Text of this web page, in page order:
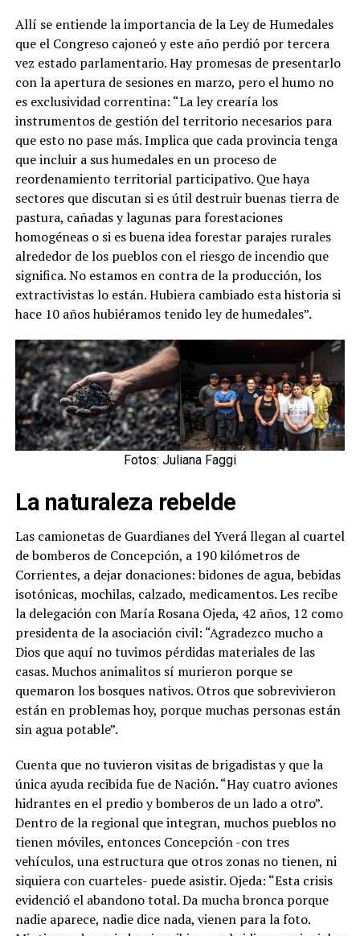
Allí se entiende la importancia de la Ley de Humedales
que el Congreso cajoneó y este año perdió por tercera
vez estado parlamentario. Hay promesas de presentarlo
con la apertura de sesiones en marzo, pero el humo no
es exclusividad correntina: “La ley crearía los
instrumentos de gestión del territorio necesarios para
que esto no pase más. Implica que cada provincia tenga
que incluir a sus humedales en un proceso de
reordenamiento territorial participativo. Que haya
sectores que discutan si es útil destruir buenas tierra de
pastura, cañadas y lagunas para forestaciones
homogéneas o si es buena idea forestar parajes rurales
alrededor de los pueblos con el riesgo de incendio que
significa. No estamos en contra de la producción, los
extractivistas lo están. Hubiera cambiado esta historia si
hace 10 años hubiéramos tenido ley de humedales”.
Fotos: Juliana Faggi
La naturaleza rebelde
Las camionetas de Guardianes del Yverá llegan al cuartel
de bomberos de Concepción, a 190 kilómetros de
Corrientes, a dejar donaciones: bidones de agua, bebidas
isotónicas, mochilas, calzado, medicamentos. Les recibe
la delegación con María Rosana Ojeda, 42 años, 12 como
presidenta de la asociación civil: “Agradezco mucho a
Dios que aquí no tuvimos pérdidas materiales de las
casas. Muchos animalitos sí murieron porque se
quemaron los bosques nativos. Otros que sobrevivieron
están en problemas hoy, porque muchas personas están
sin agua potable”.
Cuenta que no tuvieron visitas de brigadistas y que la
única ayuda recibida fue de Nación. “Hay cuatro aviones
hidrantes en el predio y bomberos de un lado a otro”.
Dentro de la regional que integran, muchos pueblos no
tienen móviles, entonces Concepción -con tres
vehículos, una estructura que otros zonas no tienen, ni
siquiera con cuarteles- puede asistir. Ojeda: “Esta crisis
evidenció el abandono total. Da mucha bronca porque
nadie aparece, nadie dice nada, vienen para la foto.